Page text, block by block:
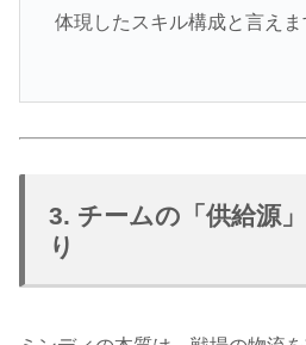
体現したスキル構成と言えま
3. チームの「供給源
り